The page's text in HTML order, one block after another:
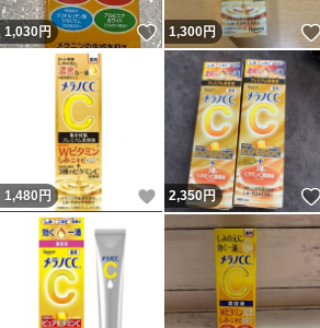
1,030円 いいね！
1,300円
1,480 円 いいね！
2,350円